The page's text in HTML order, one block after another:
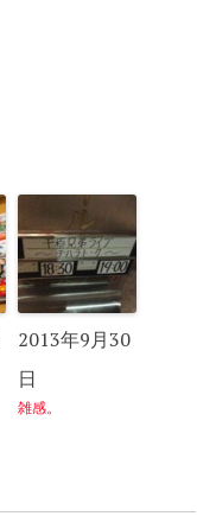
2013年9月30
日
雑感。